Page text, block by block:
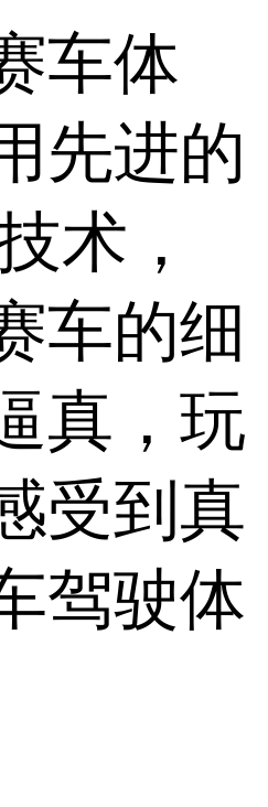
车体
先进的
术，
车的细
真，玩
受到真
驾驶体